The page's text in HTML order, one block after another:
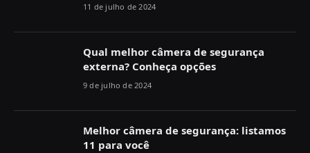
11 de julho de 2024
Qual melhor câmera de segurança
externa? Conheça opções
9 de julho de 2024
Melhor câmera de segurança: listamos
11 para você